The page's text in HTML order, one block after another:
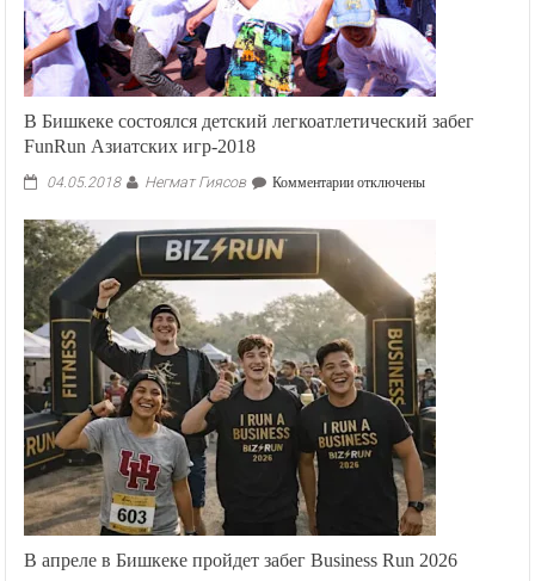
В Бишкеке состоялся детский легкоатлетический забег
FunRun Азиатских игр-2018
04.05.2018 Негмат Гиясов Комментариик
Бишкеке
состоялся
детский
легкоатлетический
забег
FunRun
Азиатских
игр-2018
отключены
В апреле в Бишкеке пройдет забег Business Run 2026